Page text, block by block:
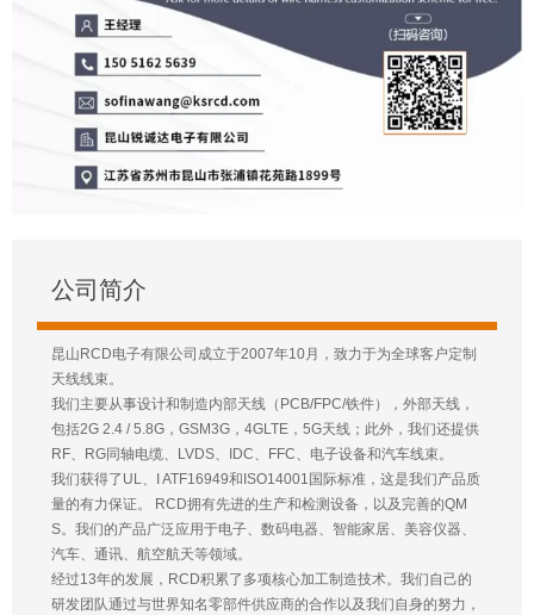
公司简介
昆山RCD电子有限公司成立于2007年10月，致力于为全球客户定制
天线线束。
我们主要从事设计和制造内部天线（PCB/FPC/铁件），外部天线，
包括2G 2.4 / 5.8G，GSM3G，4GLTE，5G天线；此外，我们还提供
RF、RG同轴电缆、LVDS、IDC、FFC、电子设备和汽车线束。
我们获得了UL、I ATF16949和ISO14001国际标准，这是我们产品质
量的有力保证。 RCD拥有先进的生产和检测设备，以及完善的QM
S。我们的产品广泛应用于电子、数码电器、智能家居、美容仪器、
汽车、通讯、航空航天等领域。
经过13年的发展，RCD积累了多项核心加工制造技术。我们自己的
研发团队通过与世界知名零部件供应商的合作以及我们自身的努力，